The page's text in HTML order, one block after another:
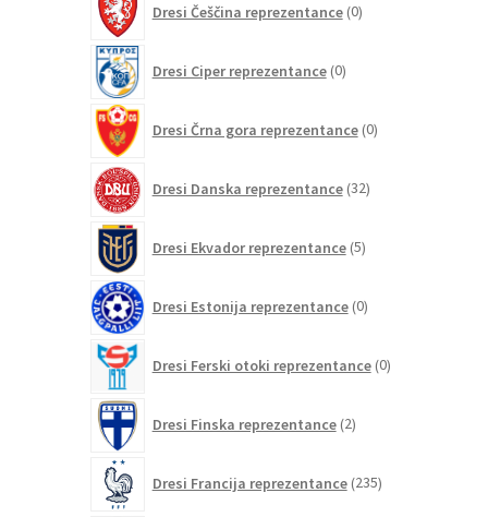
Dresi Češčina reprezentance 0izdelkov
Dresi Ciper reprezentance 0izdelkov
Dresi Črna gora reprezentance 0izdelkov
Dresi Danska reprezentance 32izdelkov
Dresi Ekvador reprezentance 5izdelkov
Dresi Estonija reprezentance 0izdelkov
Dresi Ferski otoki reprezentance 0izdelkov
Dresi Finska reprezentance 2izdelka
Dresi Francija reprezentance 235izdelkov